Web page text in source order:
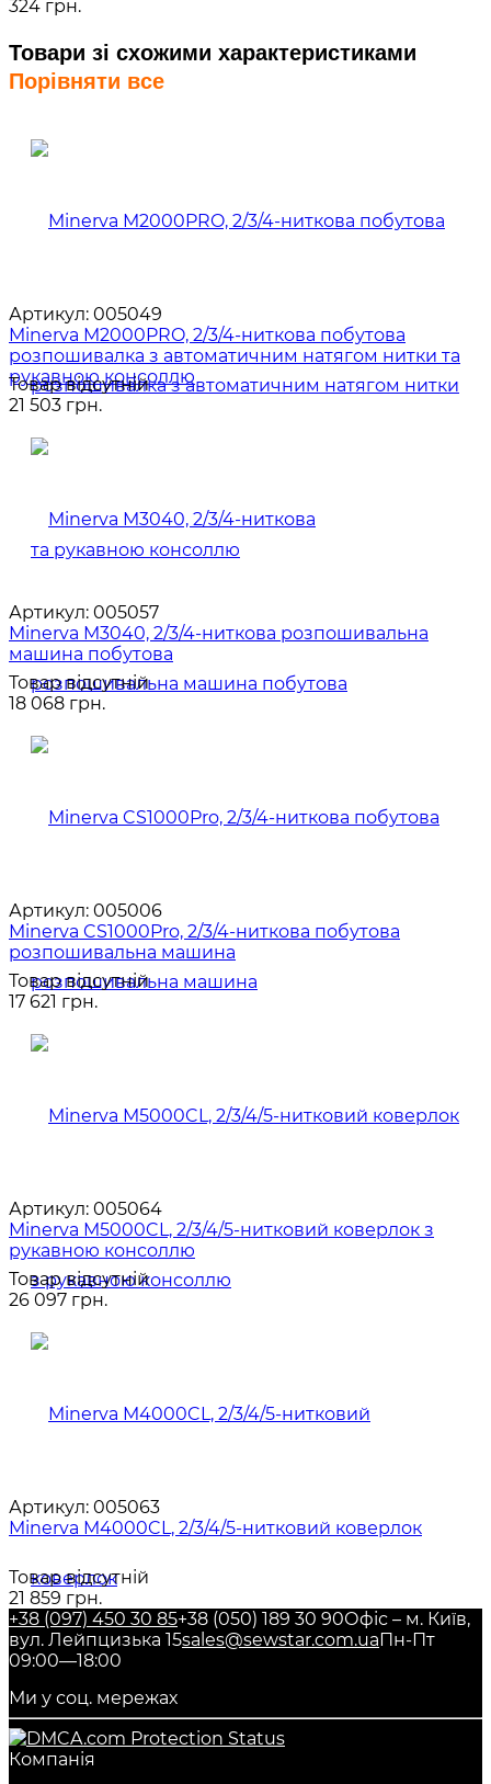
324 грн.
Товари зі схожими характеристиками
Порівняти все
Артикул: 005049
Minerva M2000PRO, 2/3/4-ниткова побутова
розпошивалка з автоматичним натягом нитки та
рукавною консоллю
Товар відсутній
21 503 грн.
Артикул: 005057
Minerva M3040, 2/3/4-ниткова розпошивальна
машина побутова
Товар відсутній
18 068 грн.
Артикул: 005006
Minerva CS1000Pro, 2/3/4-ниткова побутова
розпошивальна машина
Товар відсутній
17 621 грн.
Артикул: 005064
Minerva M5000CL, 2/3/4/5-нитковий коверлок з
рукавною консоллю
Товар відсутній
26 097 грн.
Артикул: 005063
Minerva M4000CL, 2/3/4/5-нитковий коверлок
Товар відсутній
21 859 грн.
+38 (097) 450 30 85+38 (050) 189 30 90Офіс – м. Київ,
вул. Лейпцизька 15sales@sewstar.com.ua Пн-Пт
09:00—18:00
Ми у соц. мережах
Компанія